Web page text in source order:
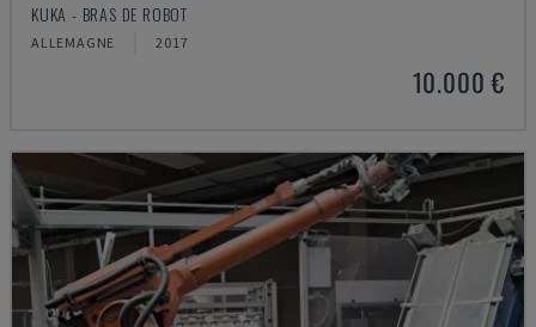
KUKA - BRAS DE ROBOT
ALLEMAGNE 2017
10.000 €